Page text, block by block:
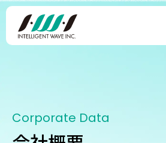
Corporate Data